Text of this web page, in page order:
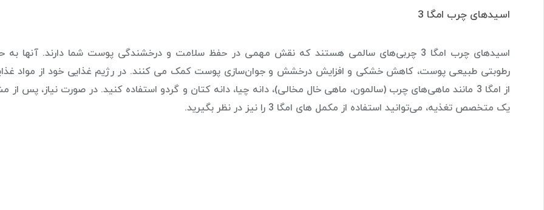
اسیدهای چرب امگا 3
اسیدهای چرب امگا 3 چربی‌های سالمی هستند که نقش مهمی در حفظ سلامت و درخشندگی پوست شما دارند. آنها
رطوبتی طبیعی پوست، کاهش خشکی و افزایش درخشش و جوان‌سازی پوست کمک می کنند. در رژیم غذایی خود از مواد
از امگا 3 مانند ماهی‌های چرب (سالمون، ماهی خال مخالی)، دانه چیا، دانه کتان و گردو استفاده کنید. در صورت نیاز، پس از
یک متخصص تغذیه، می‌توانید استفاده از مکمل های امگا 3 را نیز در نظر بگیرید.